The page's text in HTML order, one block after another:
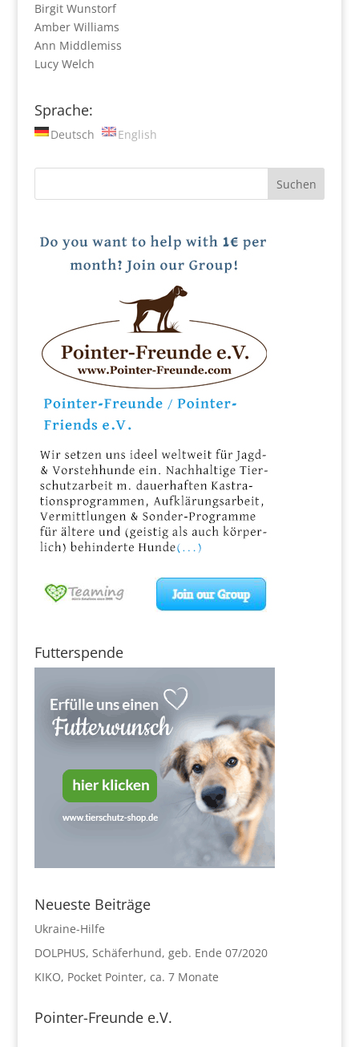
Birgit Wunstorf
Amber Williams
Ann Middlemiss
Lucy Welch
Sprache:
Deutsch English
Futterspende
Neueste Beiträge
Ukraine-Hilfe
DOLPHUS, Schäferhund, geb. Ende 07/2020
KIKO, Pocket Pointer, ca. 7 Monate
Pointer-Freunde e.V.